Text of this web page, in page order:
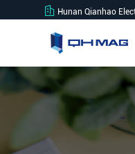
Hunan Qianhao